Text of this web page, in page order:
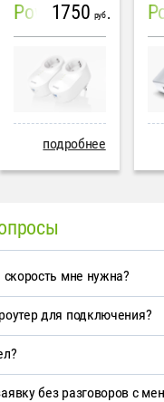
PowerLine Tenda PH6
1750 руб
подробнее
мне нужна?
для подключения?
без разговоров с